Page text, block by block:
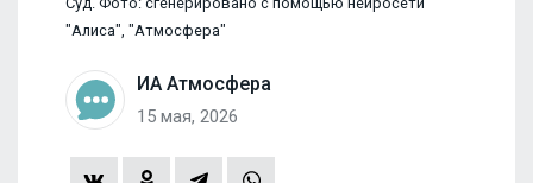
"Алиса", "Атмосфера"
ИА Атмосфера
15 мая, 2026